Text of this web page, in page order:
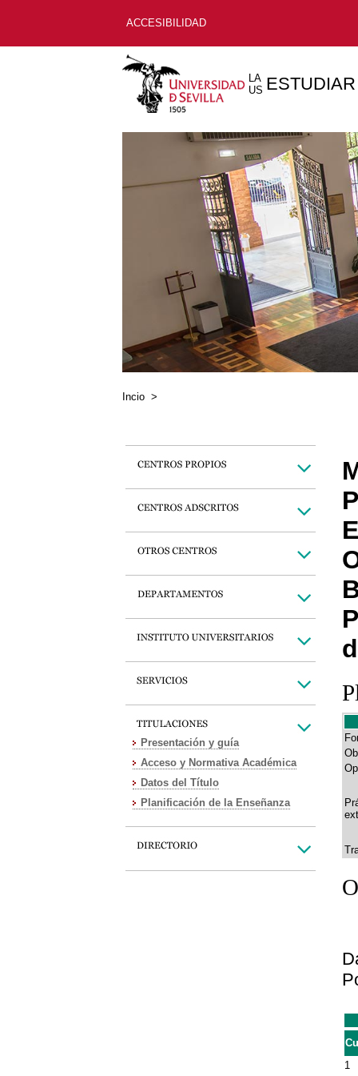
ACCESIBILIDAD
LA
US ESTUDIAR
Incio >
Presentación y guía
Acceso y Normativa Académica
Datos del Título
Planificación de la Enseñanza
1